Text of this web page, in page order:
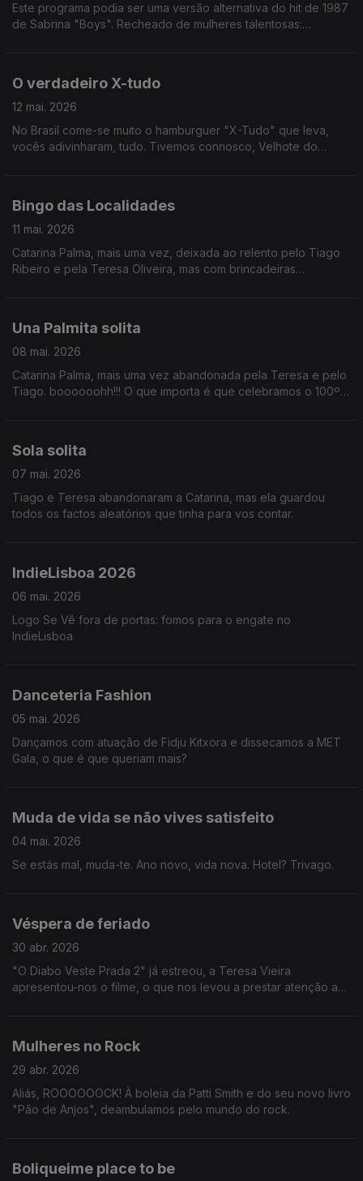
Este programa podia ser uma versão alternativa do hit de 1987
de Sabrina "Boys". Recheado de mulheres talentosas:
O verdadeiro X-tudo
12 mai. 2026
No Brasil come-se muito o hamburguer "X-Tudo" que leva,
vocês adivinharam, tudo. Tivemos connosco, Velhote do
Bingo das Localidades
11 mai. 2026
Catarina Palma, mais uma vez, deixada ao relento pelo Tiago
Ribeiro e pela Teresa Oliveira, mas com brincadeiras
Una Palmita solita
08 mai. 2026
Catarina Palma, mais uma vez abandonada pela Teresa e pelo
Tiago. boooooohh!!! O que importa é que celebramos o 100º
Sola solita
07 mai. 2026
Tiago e Teresa abandonaram a Catarina, mas ela guardou
todos os factos aleatórios que tinha para vos contar.
IndieLisboa 2026
06 mai. 2026
Logo Se Vê fora de portas: fomos para o engate no
IndieLisboa.
Danceteria Fashion
05 mai. 2026
Dançamos com atuação de Fidju Kitxora e dissecamos a MET
Gala, o que é que queriam mais?
Muda de vida se não vives satisfeito
04 mai. 2026
Se estás mal, muda-te. Ano novo, vida nova. Hotel? Trivago.
Véspera de feriado
30 abr. 2026
"O Diabo Veste Prada 2" já estreou, a Teresa Vieira
apresentou-nos o filme, o que nos levou a prestar atenção a
Mulheres no Rock
29 abr. 2026
Aliás, ROOOOOOCK! À boleia da Patti Smith e do seu novo livro
"Pão de Anjos", deambulamos pelo mundo do rock.
Boliqueime place to be